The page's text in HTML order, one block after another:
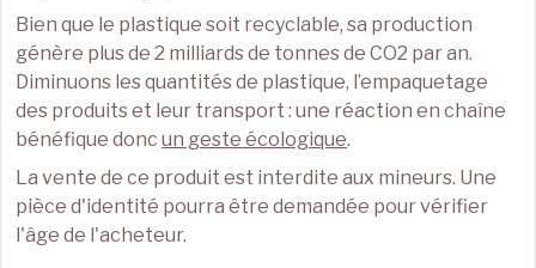
Bien que le plastique soit recyclable, sa production
génère plus de 2 milliards de tonnes de CO2 par an.
Diminuons les quantités de plastique, l’empaquetage
des produits et leur transport : une réaction en chaîne
bénéfique doncun geste écologique.
La vente de ce produit est interdite aux mineurs. Une
pièce d'identité pourra être demandée pour vérifier
l'âge de l'acheteur.